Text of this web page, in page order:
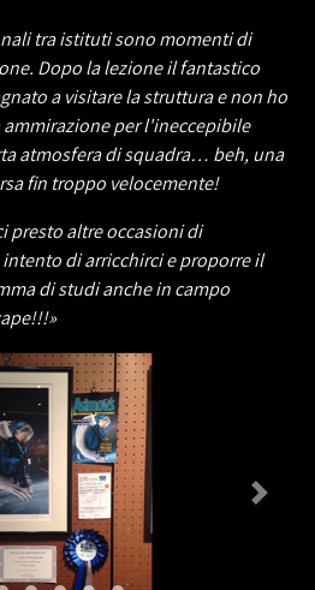
tra istituti sono momenti di
Dopo la lezione il fantastico
a visitare la struttura e non ho
per l'ineccepibile
atmosfera di squadra… beh, una
fin troppo velocemente!
presto altre occasioni di
di arricchirci e proporre il
di studi anche in campo